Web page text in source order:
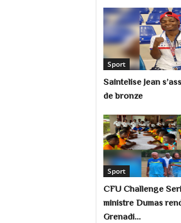
Sport
Saintelise Jean
de bronze
Sport
CFU Challenge
ministre Dumas
Grenadi...